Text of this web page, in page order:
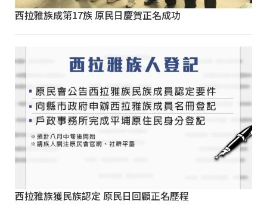
西拉雅族成第17族 原民日慶賀正名成功
西拉雅族獲民族認定 原民日回顧正名歷程